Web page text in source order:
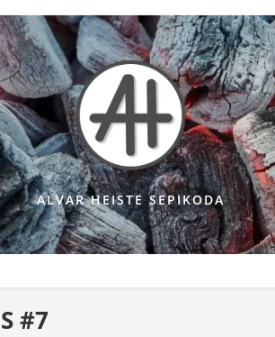
ALVAR HEISTE SEPIKODA
#7